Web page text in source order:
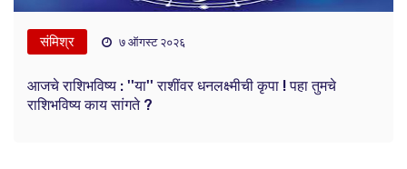
संमिश्र ७ ऑगस्ट २०२६
आजचे राशिभविष्य : ''या'' राशींवर धनलक्ष्मीची कृपा ! पहा तुमचे
राशिभविष्य काय सांगते ?